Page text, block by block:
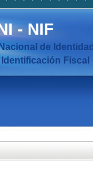
-NIF
de Identidad
Fiscal